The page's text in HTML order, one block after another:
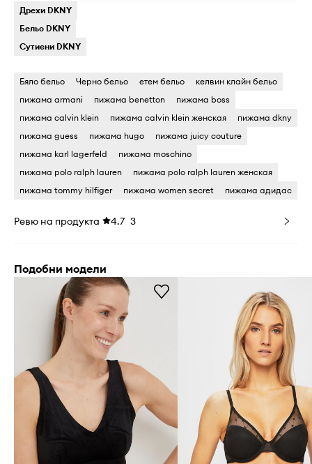
Дрехи DKNY
Бельо DKNY
Сутиени DKNY
Бяло бельо Черно бельо етем бельо
келвин клайн бельо
пижама armani
пижама benetton
пижама boss
пижама calvin klein
пижама calvin klein женская
пижама dkny
пижама guess
пижама hugo
пижама juicy couture
пижама karl lagerfeld
пижама moschino
пижама polo ralph lauren
пижама polo ralph lauren женская
пижама tommy hilfiger
пижама women secret пижама адидас
Ревю на продукта 4.7 3
Подобни модели